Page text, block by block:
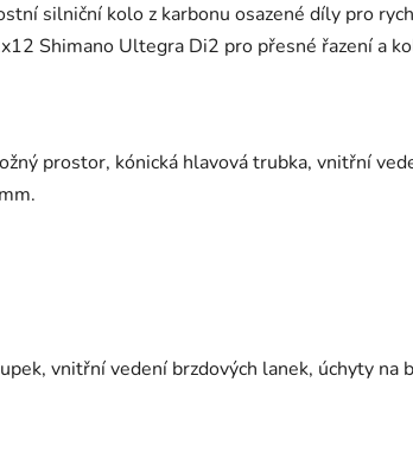
silniční kolo z karbonu osazené díly pro
Shimano Ultegra Di2 pro přesné řazení a
prostor, kónická hlavová trubka, vnitřní
vnitřní vedení brzdových lanek, úchyty